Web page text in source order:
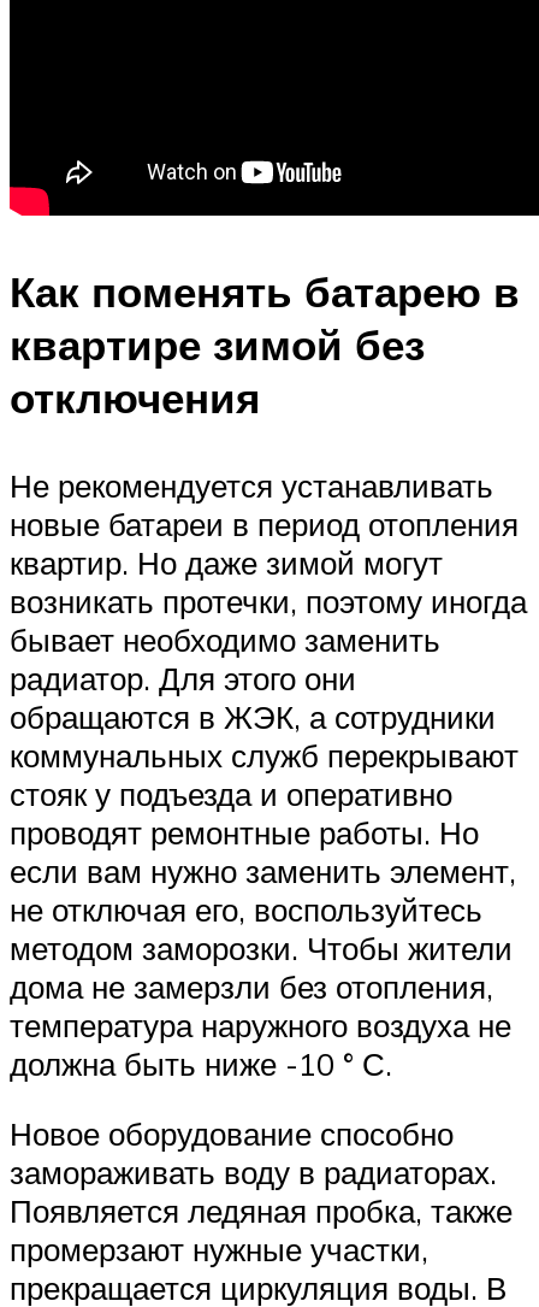
Как поменять батарею в
квартире зимой без
отключения
Не рекомендуется устанавливать
новые батареи в период отопления
квартир. Но даже зимой могут
возникать протечки, поэтому иногда
бывает необходимо заменить
радиатор. Для этого они
обращаются в ЖЭК, а сотрудники
коммунальных служб перекрывают
стояк у подъезда и оперативно
проводят ремонтные работы. Но
если вам нужно заменить элемент,
не отключая его, воспользуйтесь
методом заморозки. Чтобы жители
дома не замерзли без отопления,
температура наружного воздуха не
должна быть ниже -10 ° С.
Новое оборудование способно
замораживать воду в радиаторах.
Появляется ледяная пробка, также
промерзают нужные участки,
прекращается циркуляция воды. В